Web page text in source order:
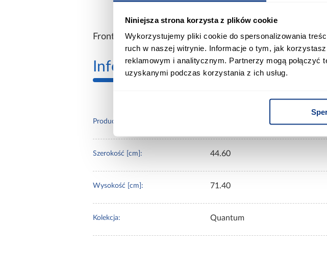
Niniejsza strona korzysta z plików cookie
Wykorzystujemy pliki cookie do spersonalizowania
ruch w naszej witrynie. Informacje o tym, jak
reklamowym i analitycznym. Partnerzy mogą
uzyskanymi podczas korzystania z ich usług.
Front sprzedawany bez uchwytów - trzeba zamówić
Informacje Transport
Producent:
Szerokość [cm]: 44.60
Wysokość [cm]: 71.40
Kolekcja: Quantum